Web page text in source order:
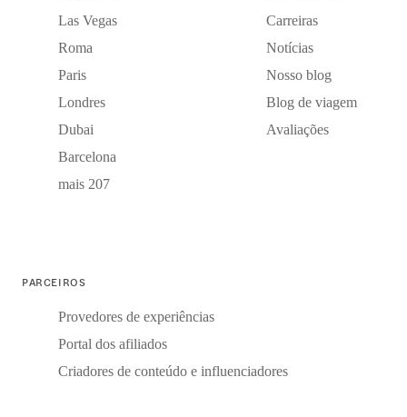
Las Vegas
Roma
Paris
Londres
Dubai
Barcelona
mais 207
Carreiras
Notícias
Nosso blog
Blog de viagem
Avaliações
PARCEIROS
Provedores de experiências
Portal dos afiliados
Criadores de conteúdo e influenciadores